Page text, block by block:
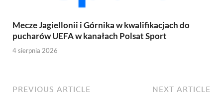
Mecze Jagiellonii i Górnika w kwalifikacjach do
pucharów UEFA w kanałach Polsat Sport
4 sierpnia 2026
PREVIOUS ARTICLE NEXT ARTICLE